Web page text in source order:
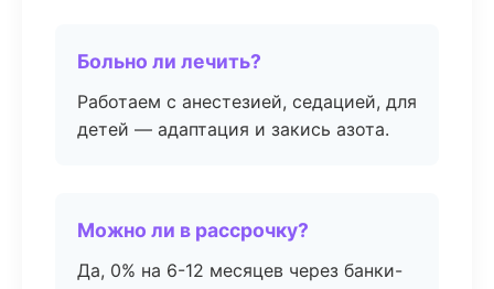
Больно ли лечить?
Работаем с анестезией, седацией, для
детей — адаптация и закись азота.
Можно ли в рассрочку?
Да, 0% на 6-12 месяцев через банки-